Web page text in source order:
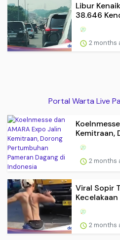
Libur
38.646
2 months
Portal Warta Live
Kemitraan,
2 months
Viral Sopir
Kecelakaan
2 months